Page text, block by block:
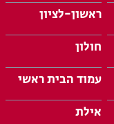
ראשון-לציון
חולון
עמוד הבית ראשי
אילת